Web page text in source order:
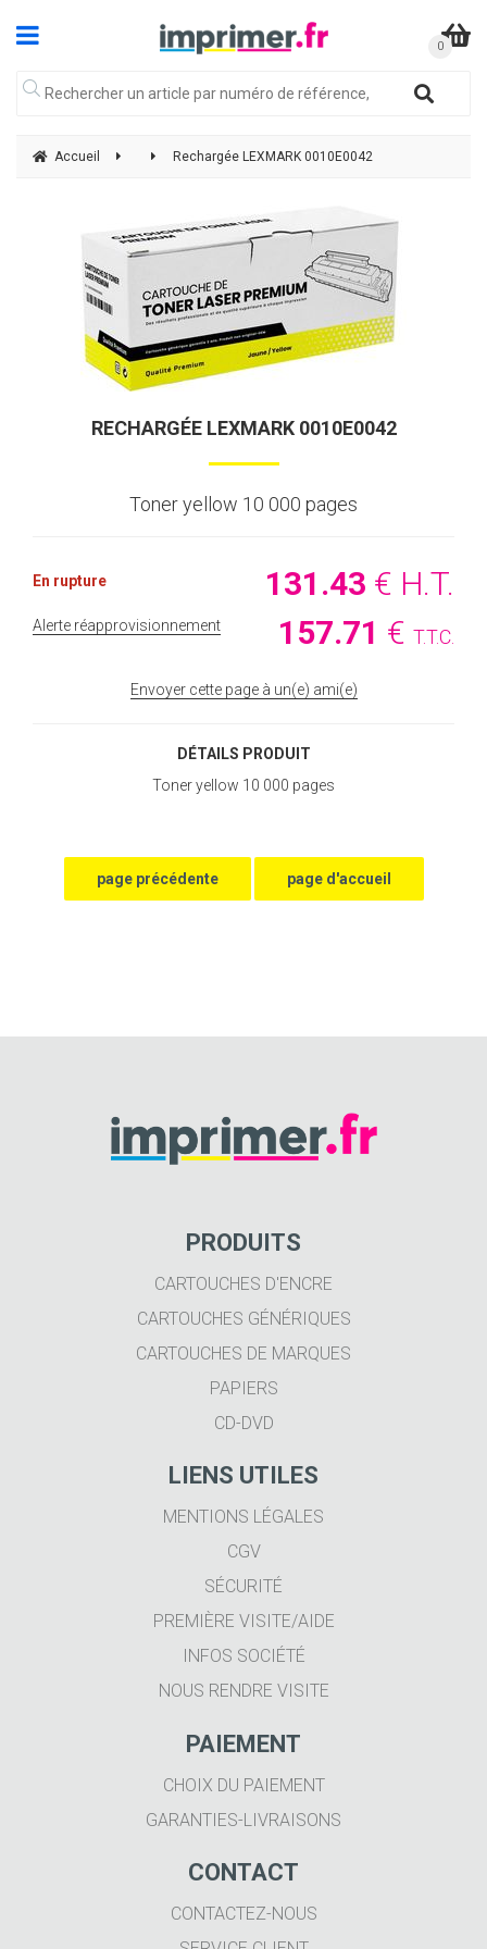
Accueil Rechargée LEXMARK 0010E0042
RECHARGÉE LEXMARK 0010E0042
Toner yellow 10 000 pages
131 .43 € H.T.
157.71 € T.T.C.
En rupture
Alerte réapprovisionnement
Envoyer cette page à un(e) ami(e)
DÉTAILS PRODUIT
Toner yellow 10 000 pages
PRODUITS
CARTOUCHES D'ENCRE
CARTOUCHES GÉNÉRIQUES
CARTOUCHES DE MARQUES
PAPIERS
CD-DVD
LIENS UTILES
MENTIONS LÉGALES
CGV
SÉCURITÉ
PREMIÈRE VISITE/AIDE
INFOS SOCIÉTÉ
NOUS RENDRE VISITE
PAIEMENT
CHOIX DU PAIEMENT
GARANTIES-LIVRAISONS
CONTACT
CONTACTEZ-NOUS